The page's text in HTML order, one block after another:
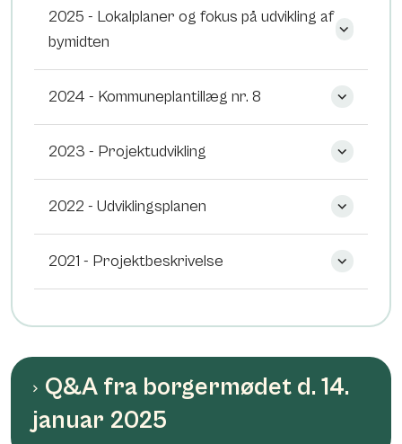
2025 - Lokalplaner og fokus på udvikling af
bymidten
2024 - Kommuneplantillæg nr. 8
2023 - Projektudvikling
2022 - Udviklingsplanen
2021 - Projektbeskrivelse
Q&A fra borgermødet d. 14.
januar 2025